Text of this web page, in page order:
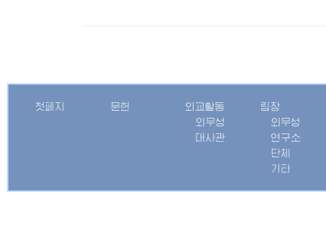
첫페지 문헌
외교활동
외무성
대사관
립장
외무성
연구소
단체
기타